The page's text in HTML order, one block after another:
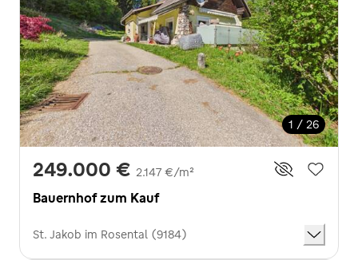
1 / 26
249.000 € 2.147 €/m²
Bauernhof zum Kauf
St. Jakob im Rosental (9184)